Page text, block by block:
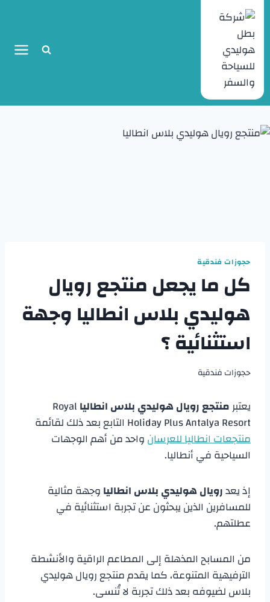
حجوزات فندقية
كل ما يجعل منتجع رويال
هوليدي بلاس انطاليا وجهة
استثنائية ؟
حجوزات فندقية
يعتبرمنتجع رويال هوليدي بلاس انطالياRoyal
Holiday Plus Antalya Resort التابع بعد ذلك لقائمة
منتجعات انطاليا للعرسانواحد من أهم الوجهات
السياحية في أنطاليا.
إذ يعدرويال هوليدي بلاس انطالياوجهة مثالية
للمسافرين الذين يبحثون عن تجربة استثنائية في
عطلتهم.
من المسابح المذهلة إلى المطاعم الراقية والأنشطة
الترفيهية المتنوعة، كما يقدم منتجع رويال هوليدي
بلاس لضيوفه بعد ذلك تجربة لا تُنسى.